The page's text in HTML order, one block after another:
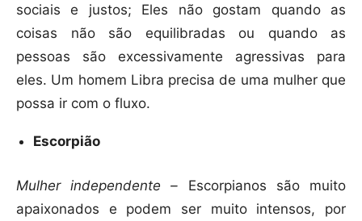
sociais e justos; Eles não gostam quando as
coisas não são equilibradas ou quando as
pessoas são excessivamente agressivas para
eles. Um homem Libra precisa de uma mulher que
possa ir com o fluxo.
Escorpião
Mulher independente – Escorpianos são muito
apaixonados e podem ser muito intensos, por